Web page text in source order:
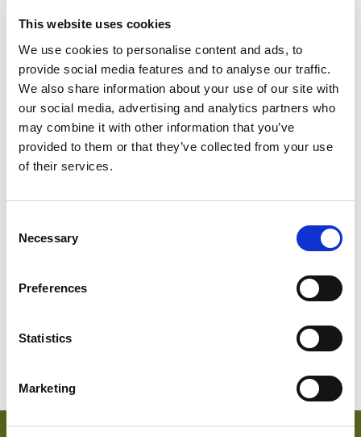
This website uses cookies
We use cookies to personalise content and ads, to
provide social media features and to analyse our traffic.
We also share information about your use of our site with
our social media, advertising and analytics partners who
may combine it with other information that you’ve
provided to them or that they’ve collected from your use
of their services.
Selection
Necessary
Preferences
Statistics
Marketing
Motifs
Abu